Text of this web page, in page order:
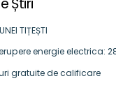
Știri
TIȚEȘTI
energie electrica:
gratuite de calificare